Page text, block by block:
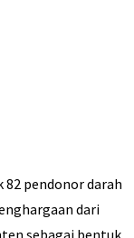
82 pendonor darah
dari